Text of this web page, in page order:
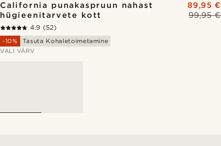
California punakaspruun nahast
hügieenitarvete kott
99,95 €
89,95 €
4.9 (52)
-10%
Tasuta Kohaletoimetamine
VALI VÄRV